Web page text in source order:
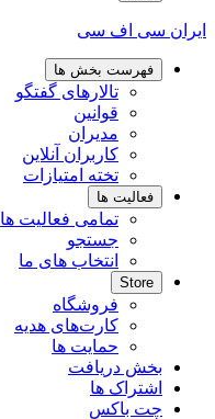
ایران سی اف سی
فهرست بخش ها
تالارهای گفتگو
قوانین
مدیران
کاربران آنلاین
تخته امتیازات
فعالیت ها
تمامی فعالیت ها
جستجو
انتخاب های ما
Store
فروشگاه
کارت‌های هدیه
حمایت ها
بخش دریافت
اشتراک ها
چت باکس